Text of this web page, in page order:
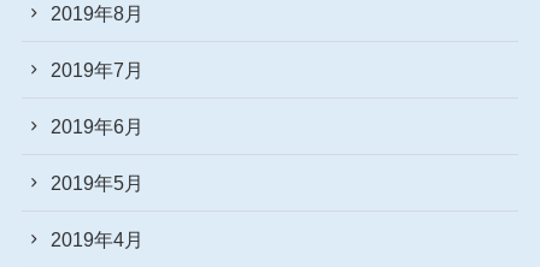
2019年8月
2019年7月
2019年6月
2019年5月
2019年4月